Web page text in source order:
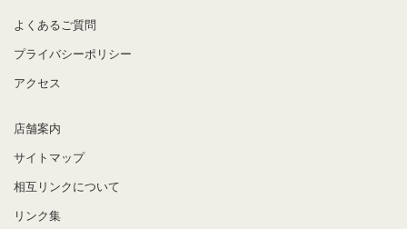
よくあるご質問
プライバシーポリシー
アクセス
店舗案内
サイトマップ
相互リンクについて
リンク集